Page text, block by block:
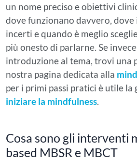
un nome preciso e obiettivi
dove funzionano davvero, dove
incerti e quando è meglio
più onesto di parlarne. Se
introduzione al tema, trovi una
nostra pagina dedicata alla
per i primi passi pratici è utile la
iniziare la mindfulness.
Cosa sono gli interventi
based MBSR e MBCT